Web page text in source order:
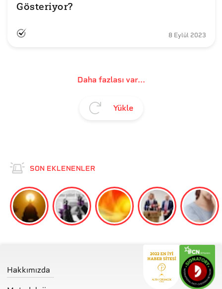
Gösteriyor?
8 Eylül 2023
Daha fazlası var...
Yükle
SON EKLENENLER
Hakkımızda